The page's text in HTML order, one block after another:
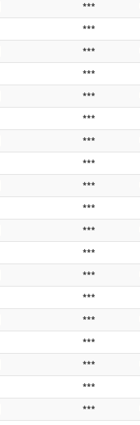
***
***
***
***
***
***
***
***
***
***
***
***
***
***
***
***
***
***
***